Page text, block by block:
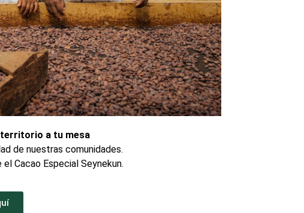
a tu mesa
de nuestras comunidades.
Cacao Especial Seynekun.